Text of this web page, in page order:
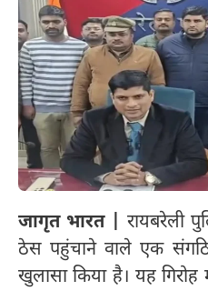
जागृत भारत |
रायबरेली
ठेस पहुंचाने वाले एक
खुलासा किया है। यह